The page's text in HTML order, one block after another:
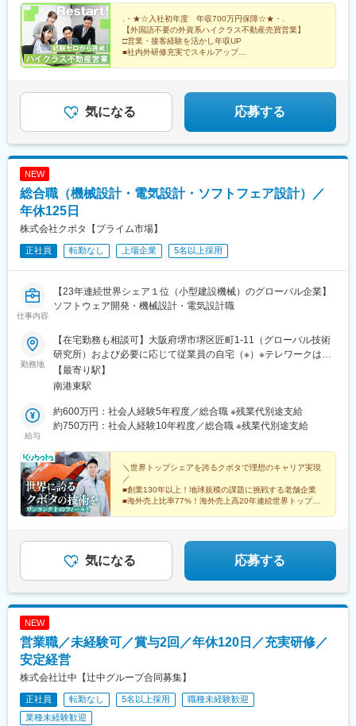
.・★☆入社初年度 年収700万円保障☆★・.
【外国語不要の外資系ハイクラス不動産売買営業】
□営業・接客経験を活かし年収UP
■社内外研修充実でスキルアップ
気になる 応募する
NEW
総合職（機械設計・電気設計・ソフトフェア設計）／
年休125日
株式会社クボタ【プライム市場】
正社員 転勤なし 上場企業 5名以上採用
仕事内容
【23年連続世界シェア１位（小型建設機械）のグローバル企業】
ソフトウェア開発・機械設計・電気設計職
勤務地
【在宅勤務も相談可】大阪府堺市堺区匠町1-11（グローバル技術
研究所）および必要に応じて従業員の自宅（※）※テレワークは規
程やガイドラインに則り行うことができます。＜アクセス＞南海
本線・堺駅からバス20分南海高野線・堺東駅からバス25分JR阪和
あり）
【最寄り駅】
南港東駅
給与
約600万円：社会人経験5年程度／総合職 ※残業代別途支給
約750万円：社会人経験10年程度／総合職 ※残業代別途支給
＼世界トップシェアを誇るクボタで理想のキャリア実現
／
■創業130年以上！地球規模の課題に挑戦する老舗企業
■海外売上比率77%！海外売上高20年連続世界トップク
気になる 応募する
NEW
営業職／未経験可／賞与2回／年休120日／充実研修／
安定経営
株式会社辻中【辻中グループ合同募集】
正社員 転勤なし 5名以上採用
職種未経験歓迎
業種未経験歓迎